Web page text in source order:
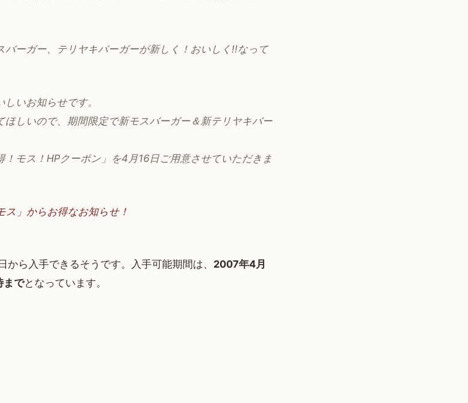
バーガー、テリヤキバーガーが新しく！おいしく!!なって
いお知らせです。
ほしいので、期間限定で新モスバーガー＆新テリヤキバー
モス！HPクーポン」を4月16日ご用意させていただきま
ス」からお得なお知らせ！
から入手できるそうです。入手可能期間は、 2007年4月
までとなっています。